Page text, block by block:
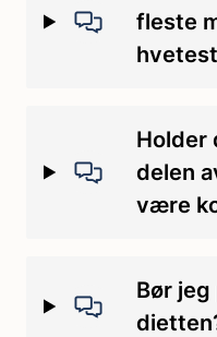
fleste
Holder
delen
være
Bør